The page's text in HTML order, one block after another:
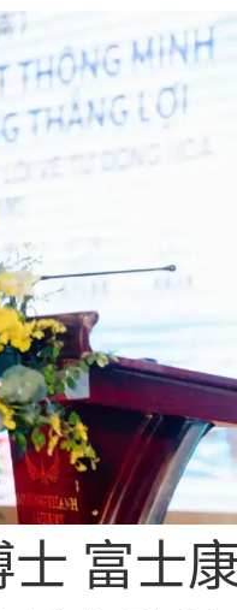
士 富士